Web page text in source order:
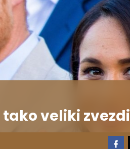
veliki zvezdi